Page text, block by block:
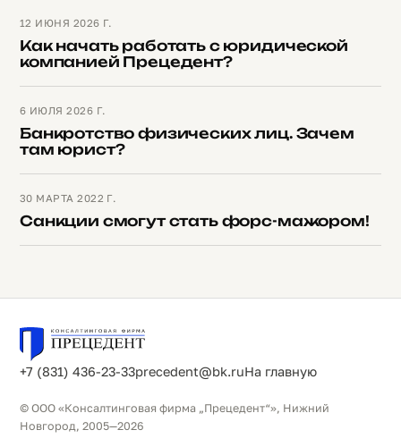
12 ИЮНЯ 2026 Г.
Как начать работать с юридической
компанией Прецедент?
6 ИЮЛЯ 2026 Г.
Банкротство физических лиц. Зачем
там юрист?
30 МАРТА 2022 Г.
Санкции смогут стать форс-мажором!
+7 (831) 436-23-33precedent@bk.ruНа главную
© ООО «Консалтинговая фирма „Прецедент“», Нижний
Новгород, 2005—2026